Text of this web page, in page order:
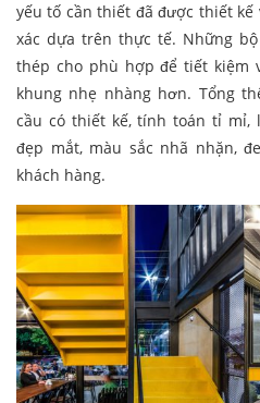
yếu tố cần thiết đã được thiết
xác dựa trên thực tế. Những
thép cho phù hợp để tiết kiệm
khung nhẹ nhàng hơn. Tổng
cầu có thiết kế, tính toán tỉ mỉ,
đẹp mắt, màu sắc nhã nhặn,
khách hàng.